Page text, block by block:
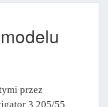
modelu
przez
3 205/55